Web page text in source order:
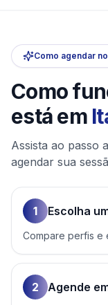
Como agendar
Como
está em
Assista ao passo
agendar sua
1 Escolha
Compare perfis e
2 Agende